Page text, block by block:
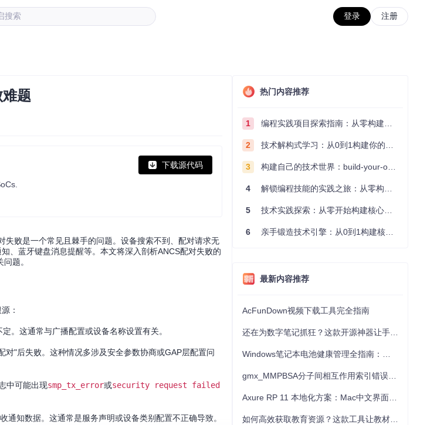
搜索 登录 注册
题
下载源代码
败是一个常见且棘手的问题。设备搜索不到、配对请求无
、蓝牙键盘消息提醒等。本文将深入剖析ANCS配对失败的
题。
：
。这通常与广播配置或设备名称设置有关。
对"后失败。这种情况多涉及安全参数协商或GAP层配置问
中可能出现smp_tx_error或security request failed
通知数据。这通常是服务声明或设备类别配置不正确导致。
热门内容推荐
1 编程实践项目探索指南：从零构建技术能力体系
2 技术解构式学习：从0到1构建你的编程知识体系
3 构建自己的技术世界：build-your-own-x项目的实践探索指南
4 解锁编程技能的实践之旅：从零构建你的技术世界
5 技术实践探索：从零开始构建核心系统的实践指南
6 亲手锻造技术引擎：从0到1构建核心系统的实践指南
最新内容推荐
AcFunDown视频下载工具完全指南